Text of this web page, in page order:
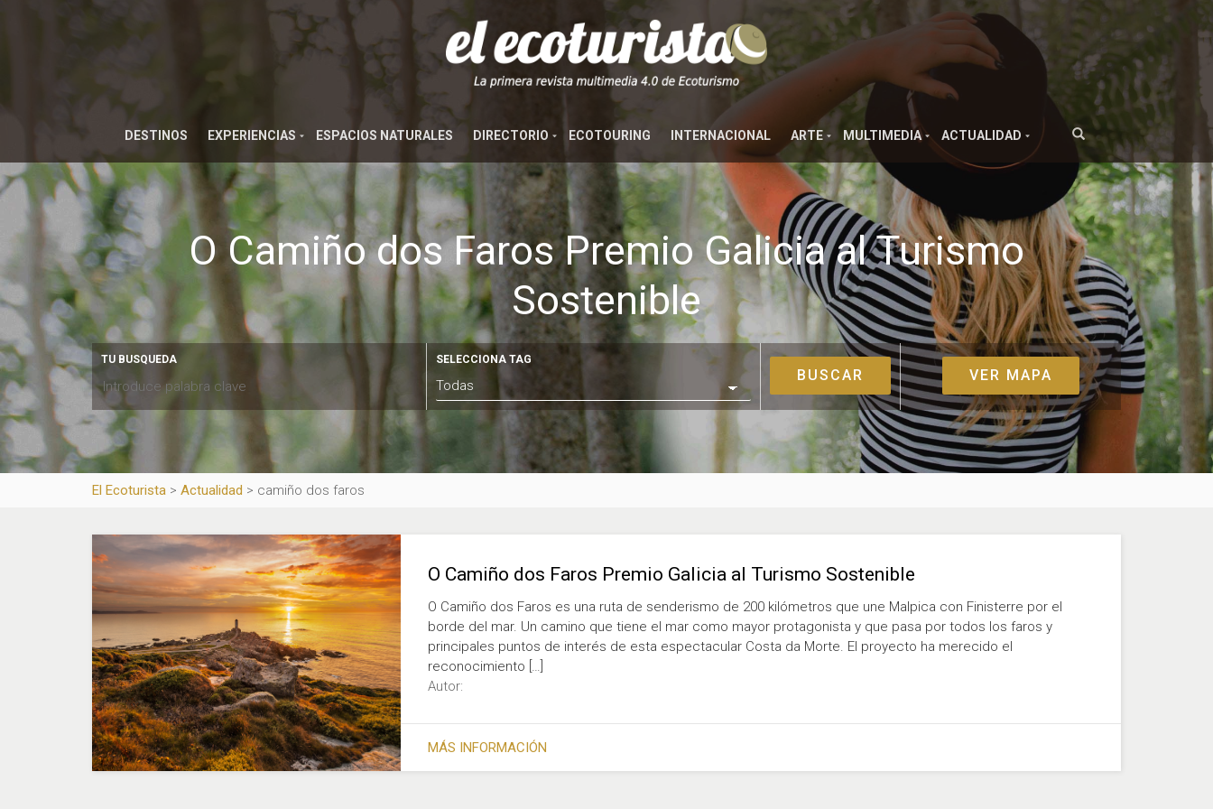
DESTINOS EXPERIENCIAS ESPACIOS NATURALES DIRECTORIO ECOTOURING INTERNACIONAL ARTE MULTIMEDIA ACTUALIDAD
O Camiño dos Faros Premio Galicia al Turismo
Sostenible
TU BUSQUEDA SELECCIONA TAG
VER MAPA
El Ecoturista > Actualidad > camiño dos faros
O Camiño dos Faros Premio Galicia al Turismo Sostenible
O Camiño dos Faros es una ruta de senderismo de 200 kilómetros que une Malpica con Finisterre por el
borde del mar. Un camino que tiene el mar como mayor protagonista y que pasa por todos los faros y
principales puntos de interés de esta espectacular Costa da Morte. El proyecto ha merecido el
reconocimiento […]
Autor:
MÁS INFORMACIÓN